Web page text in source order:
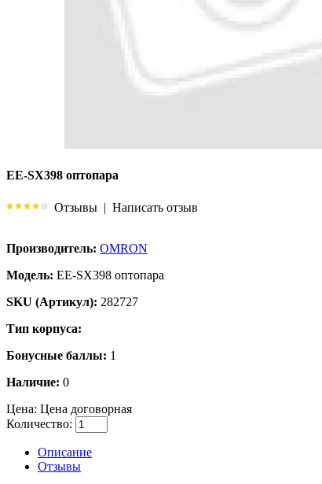
EE-SX398 оптопара
Отзывы | Написать отзыв
Производитель: OMRON
Модель: EE-SX398 оптопара
SKU (Артикул): 282727
Тип корпуса:
Бонусные баллы: 1
Наличие: 0
Цена: Цена договорная
Количество:
Описание
Отзывы